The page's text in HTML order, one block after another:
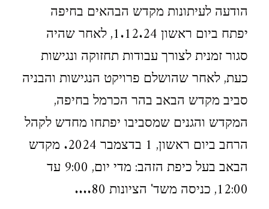
הודעה לעיתונות מקדש הבהאים בחיפה
יפתח ביום ראשון 1.12.24, לאחר שהיה
סגור זמנית לצורך עבודות תחזוקה ונגישות
כעת, לאחר שהושלם פרויקט הנגישות והבניה
סביב מקדש הבאב בהר הכרמל בחיפה,
המקדש והגנים שמסביבו יפתחו מחדש לקהל
הרחב ביום ראשון, 1 בדצמבר 2024. מקדש
הבאב בעל כיפת הזהב: מדי יום, 9:00 עד
12:00, כניסה משד' הציונות 80....